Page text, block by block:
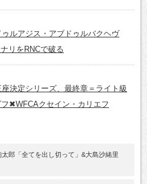
ゥルアジス・アブドゥルバクヘヴ
リをRNCで破る
座決定シリーズ、最終章＝ライト級
✖WFCAクセイン・カリエフ
郎「全てを出し切って」&大島沙緒里